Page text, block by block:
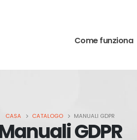
Come funziona
CASA CATALOGO MANUALI GDPR
GDPR